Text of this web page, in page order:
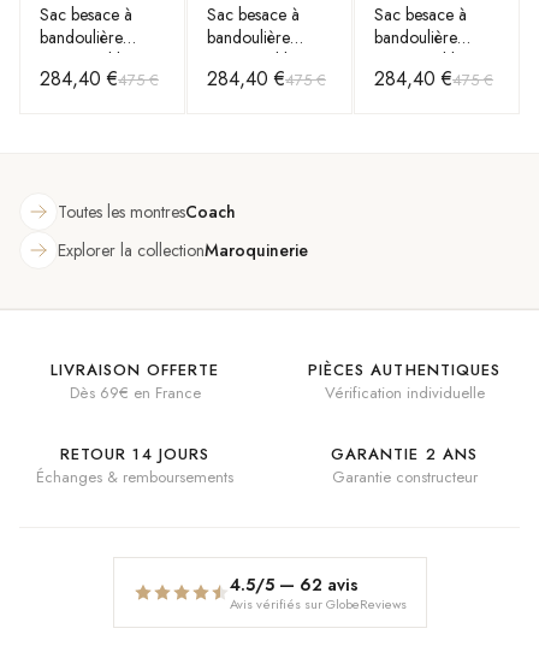
Sac besace à
bandoulière
Coach Tabby 26
en cuir grainé
284,40 €475 €
Sac besace à
bandoulière
Coach Tabby 26
en cuir grainé
284,40 €475 €
Sac besace à
bandoulière
Coach Tabby 26
en cuir grainé
284,40 €475 €
Toutes les montresCoach
Explorer la collectionMaroquinerie
LIVRAISON OFFERTE
Dès 69€ en France
PIÈCES AUTHENTIQUES
Vérification individuelle
RETOUR 14 JOURS
Échanges & remboursements
GARANTIE 2 ANS
Garantie constructeur
4.5/5 — 62 avis
Avis vérifiés sur GlobeReviews